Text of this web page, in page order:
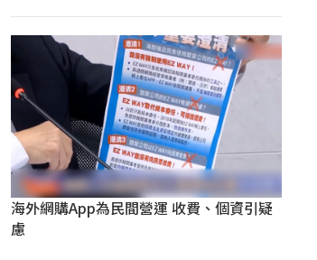
海外網購App為民間營運 收費、個資引疑
慮